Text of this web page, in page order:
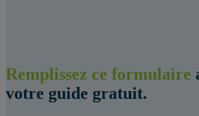
Remplissez ce formulaire
votre guide gratuit.